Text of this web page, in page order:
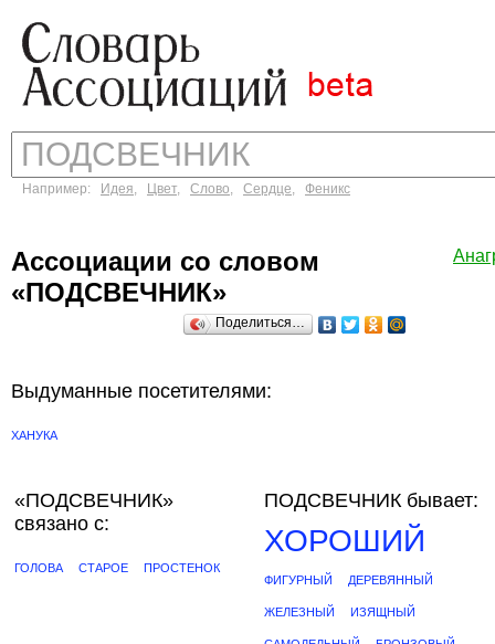
Например: Идея, Цвет, Слово, Сердце, Феникс
Ассоциации со словом
«ПОДСВЕЧНИК»
Поделиться…
Выдуманные посетителями:
ХАНУКА
«ПОДСВЕЧНИК»
связано с:
ГОЛОВА СТАРОЕ ПРОСТЕНОК
ПОДСВЕЧНИК бывает:
ХОРОШИЙ
ФИГУРНЫЙ ДЕРЕВЯННЫЙ
ЖЕЛЕЗНЫЙ ИЗЯЩНЫЙ